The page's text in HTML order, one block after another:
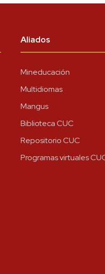
Aliados
Mineducación
Multidiomas
Mangus
Biblioteca CUC
Repositorio CUC
Programas virtuales